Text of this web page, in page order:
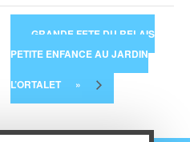
GRANDE FETE DU RELAIS
PETITE ENFANCE AU JARDIN
L’ORTALET »